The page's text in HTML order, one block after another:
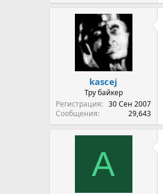
kascej
Тру байкер
Регистрация
30 Сен 2007
Сообщения
29,643
A